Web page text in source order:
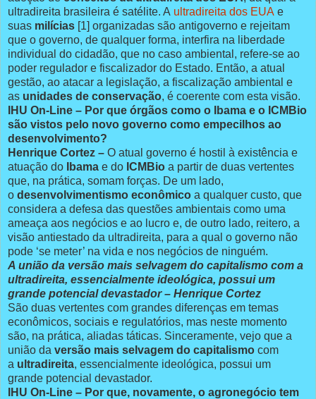
ultradireita brasileira é satélite. A ultradireita dos EUA e
suas milícias [1] organizadas são antigoverno e rejeitam
que o governo, de qualquer forma, interfira na liberdade
individual do cidadão, que no caso ambiental, refere-se ao
poder regulador e fiscalizador do Estado. Então, a atual
gestão, ao atacar a legislação, a fiscalização ambiental e
as unidades de conservação, é coerente com esta visão.
IHU On-Line – Por que órgãos como o Ibama e o ICMBio
são vistos pelo novo governo como empecilhos ao
desenvolvimento?
Henrique Cortez – O atual governo é hostil à existência e
atuação do
Ibama e do ICMBio a partir de duas vertentes
que, na prática, somam forças. De um lado,
o desenvolvimentismo econômico a qualquer custo, que
considera a defesa das questões ambientais como uma
ameaça aos negócios e ao lucro e, de outro lado, reitero, a
visão antiestado da ultradireita, para a qual o governo não
pode ‘se meter’ na vida e nos negócios de ninguém.
A união da versão mais selvagem do capitalismo com a
ultradireita, essencialmente ideológica, possui um
grande potencial devastador – Henrique Cortez
São duas vertentes com grandes diferenças em temas
econômicos, sociais e regulatórios, mas neste momento
são, na prática, aliadas táticas. Sinceramente, vejo que a
união da versão mais selvagem do capitalismo com
a ultradireita, essencialmente ideológica, possui um
grande potencial devastador.
IHU On-Line – Por que, novamente, o agronegócio tem